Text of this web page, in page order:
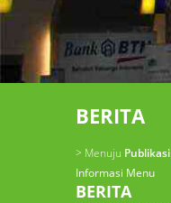
BERITA
> Menuju Publikasi
Informasi Menu
BERITA